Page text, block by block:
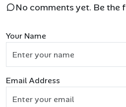
No comments yet. Be the
Your Name
Email Address